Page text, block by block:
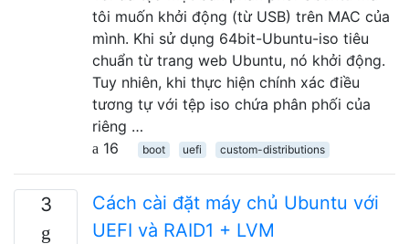
tôi muốn khởi động (từ USB) trên MAC của
mình. Khi sử dụng 64bit-Ubuntu-iso tiêu
chuẩn từ trang web Ubuntu, nó khởi động.
Tuy nhiên, khi thực hiện chính xác điều
tương tự với tệp iso chứa phân phối của
riêng …
16
boot uefi custom-distributions
3
Cách cài đặt máy chủ Ubuntu với
UEFI và RAID1 + LVM